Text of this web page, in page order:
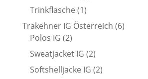
Trinkflasche 11
Produkt
Trakehner IG Österreich 66
Polos IG 22
Produkte
Sweatjacket IG 22
Produkte
Softshelljacke IG 22